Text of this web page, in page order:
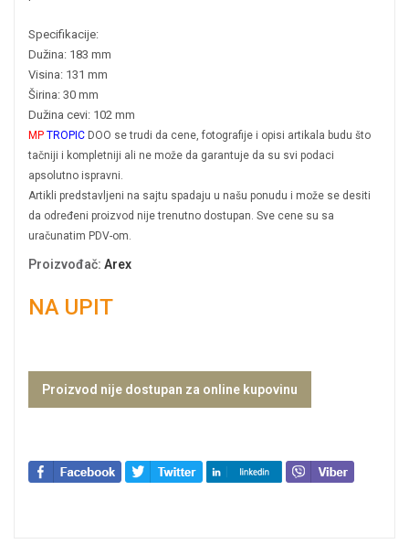
Specifikacije:
Dužina: 183 mm
Visina: 131 mm
Širina: 30 mm
Dužina cevi: 102 mm
MP TROPIC DOO se trudi da cene, fotografije i opisi artikala budu što
tačniji i kompletniji ali ne može da garantuje da su svi podaci
apsolutno ispravni.
Artikli predstavljeni na sajtu spadaju u našu ponudu i može se desiti
da određeni proizvod nije trenutno dostupan. Sve cene su sa
uračunatim PDV-om.
Proizvođač: Arex
NA UPIT
Proizvod nije dostupan za online kupovinu